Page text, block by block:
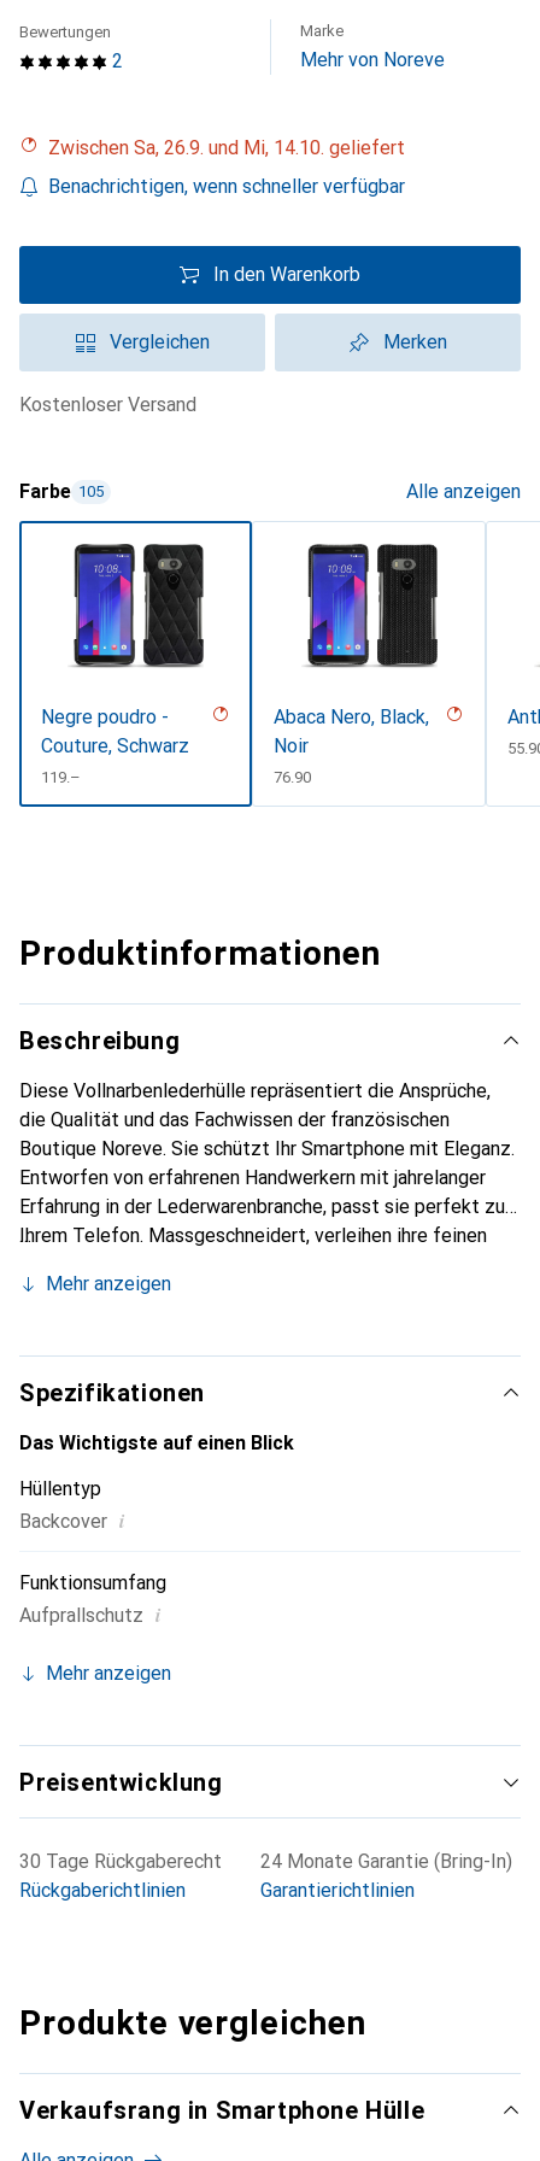
2
Bewertungen Marke
Mehr von Noreve
Zwischen Sa, 26.9. und Mi, 14.10. geliefert
Benachrichtigen, wenn schneller verfügbar
In den Warenkorb
Vergleichen Merken
kostenloser Versand
Farbe 105 Alle anzeigen
Negre poudro -
Couture, Schwarz
CHF
119.–
Abaca Nero, Black,
Noir
CHF
76.90
CHF
Produktinformationen
Beschreibung
Diese Vollnarbenlederhülle repräsentiert die Ansprüche,
die Qualität und das Fachwissen der französischen
Boutique Noreve. Sie schützt Ihr Smartphone mit Eleganz.
Entworfen von erfahrenen Handwerkern mit jahrelanger
Erfahrung in der Lederwarenbranche, passt sie perfekt zu
Ihrem Telefon. Massgeschneidert, verleihen ihre feinen
und unverzichtbaren Accessoire für Ihr Smartphone.
die Marke Noreve eine zuverlässige Wahl für eine
anspruchsvolle Kundschaft.
Mehr anzeigen
Spezifikationen
Das Wichtigste auf einen Blick
Hüllentyp
Backcover i
Funktionsumfang
Aufprallschutz i
Mehr anzeigen
Preisentwicklung
30 Tage Rückgaberecht
Rückgaberichtlinien
24 Monate Garantie (Bring-In)
Garantierichtlinien
Produkte vergleichen
Verkaufsrang in Smartphone Hülle